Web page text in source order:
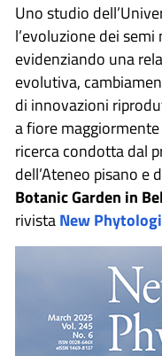
Uno studio
l’evoluzione dei
evidenziando una
evolutiva,
di innovazioni
a fiore
ricerca condotta dal
dell’Ateneo pisano e
Botanic Garden in
rivistaNew